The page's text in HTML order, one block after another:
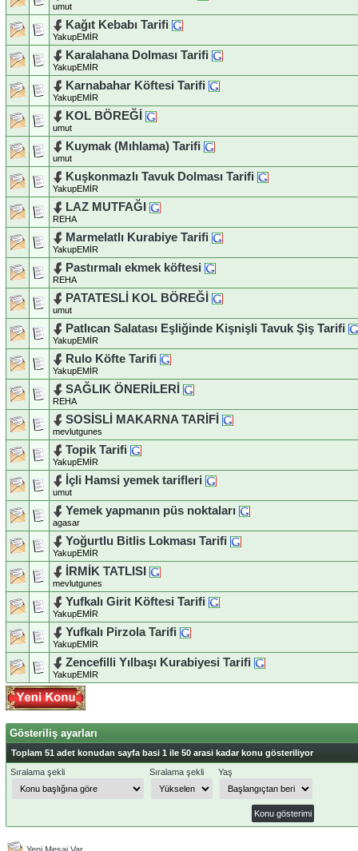
umut
Kağıt Kebabı Tarifi
YakupEMİR
Karalahana Dolması Tarifi
YakupEMİR
Karnabahar Köftesi Tarifi
YakupEMİR
KOL BÖREĞİ
umut
Kuymak (Mıhlama) Tarifi
umut
Kuşkonmazlı Tavuk Dolması Tarifi
YakupEMİR
LAZ MUTFAĞI
REHA
Marmelatlı Kurabiye Tarifi
YakupEMİR
Pastırmalı ekmek köftesi
REHA
PATATESLİ KOL BÖREĞİ
umut
Patlıcan Salatası Eşliğinde Kişnişli Tavuk Şiş Tarifi
YakupEMİR
Rulo Köfte Tarifi
YakupEMİR
SAĞLIK ÖNERİLERİ
REHA
SOSİSLİ MAKARNA TARİFİ
mevlutgunes
Topik Tarifi
YakupEMİR
İçli Hamsi yemek tarifleri
umut
Yemek yapmanın püs noktaları
agasar
Yoğurtlu Bitlis Lokması Tarifi
YakupEMİR
İRMİK TATLISI
mevlutgunes
Yufkalı Girit Köftesi Tarifi
YakupEMİR
Yufkalı Pirzola Tarifi
YakupEMİR
Zencefilli Yılbaşı Kurabiyesi Tarifi
YakupEMİR
Gösteriliş ayarları
Toplam 51 adet konudan sayfa basi 1 ile 50 arasi kadar konu gösteriliyor
Sıralama şekli
Sıralama şekli Yaş